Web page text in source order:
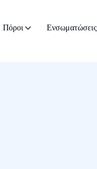
Πόροι Ενσωματώσεις